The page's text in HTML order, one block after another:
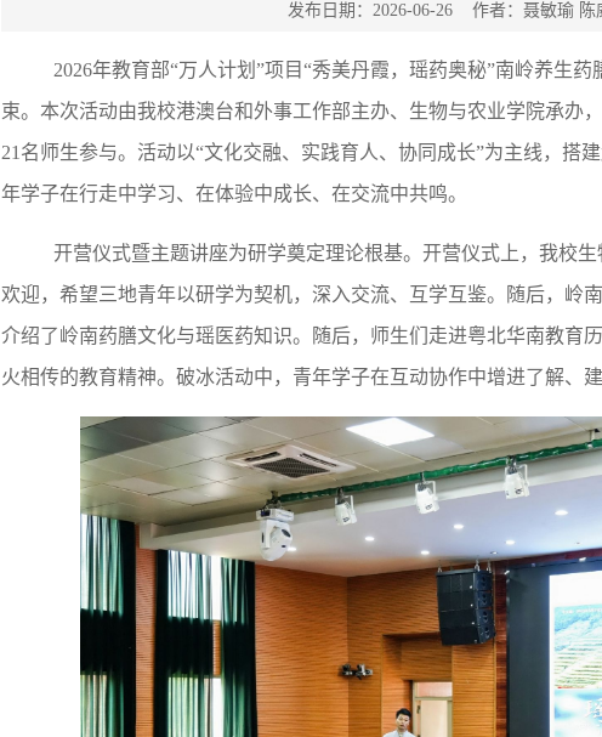
发布日期：2026-06-26 作者：聂敏瑜
2026年教育部“万人计划”项目“秀美丹霞，瑶药奥秘”南岭养生
束。本次活动由我校港澳台和外事工作部主办、生物与农业学院承办
21名师生参与。活动以“文化交融、实践育人、协同成长”为主线，搭
年学子在行走中学习、在体验中成长、在交流中共鸣。
开营仪式暨主题讲座为研学奠定理论根基。开营仪式上，我校
欢迎，希望三地青年以研学为契机，深入交流、互学互鉴。随后，岭
介绍了岭南药膳文化与瑶医药知识。随后，师生们走进粤北华南教育
火相传的教育精神。破冰活动中，青年学子在互动协作中增进了解、